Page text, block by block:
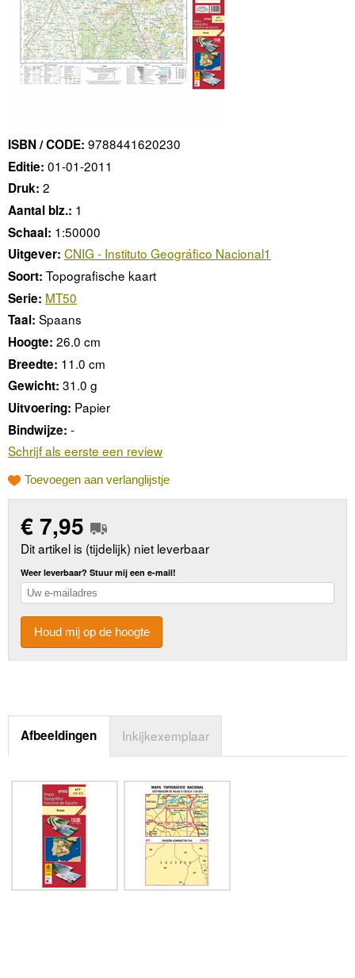
ISBN / CODE: 9788441620230
Editie: 01-01-2011
Druk: 2
Aantal blz.: 1
Schaal: 1:50000
Uitgever: CNIG - Instituto Geográfico Nacional1
Soort: Topografische kaart
Serie: MT50
Taal: Spaans
Hoogte: 26.0 cm
Breedte: 11.0 cm
Gewicht: 31.0 g
Uitvoering: Papier
Bindwijze: -
Schrijf als eerste een review
Toevoegen aan verlanglijstje
€7,95
Dit artikel is (tijdelijk) niet leverbaar
Weer leverbaar? Stuur mij een e-mail!
Houd mij op de hoogte
Afbeeldingen Inkijkexemplaar